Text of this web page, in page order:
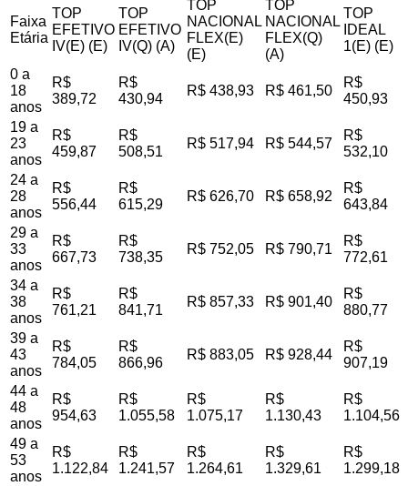
Faixa
Etária
TOP
EFETIVO
IV(E) (E)
TOP
EFETIVO
IV(Q) (A)
TOP
NACIONAL
FLEX(E)
(E)
TOP
NACIONAL
FLEX(Q)
(A)
TOP
IDEAL
1(E) (E)
0 a
18
anos
R$
389,72
R$
430,94
R$ 438,93 R$ 461,50
R$
450,93
19 a
23
anos
R$
459,87
R$
508,51
R$ 517,94 R$ 544,57
R$
532,10
24 a
28
anos
R$
556,44
R$
615,29
R$ 626,70 R$ 658,92
R$
643,84
29 a
33
anos
R$
667,73
R$
738,35
R$ 752,05 R$ 790,71
R$
772,61
34 a
38
anos
R$
761,21
R$
841,71
R$ 857,33 R$ 901,40
R$
880,77
39 a
43
anos
R$
784,05
R$
866,96
R$ 883,05 R$ 928,44
R$
907,19
44 a
48
anos
R$
954,63
R$
1.055,58
R$
1.075,17
R$
1.130,43
R$
1.104,56
49 a
53
anos
R$
1.122,84
R$
1.241,57
R$
1.264,61
R$
1.329,61
R$
1.299,18